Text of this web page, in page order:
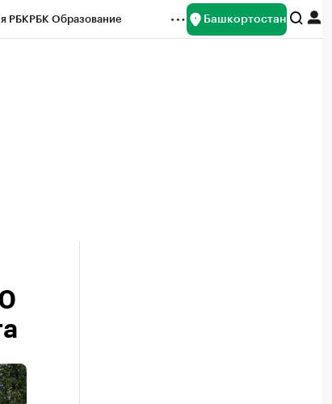
РБКРБК Образование Башкортостан